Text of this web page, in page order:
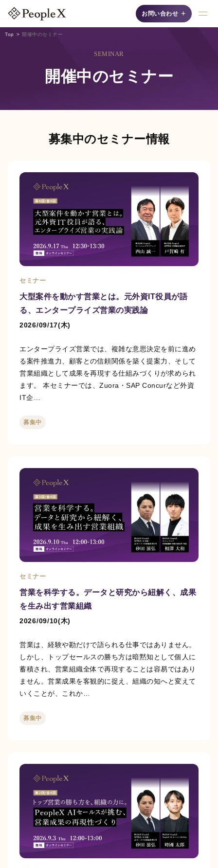
採用支援AIシリーズ
AI面接
す、認知度No.1の「対
話型AI面接サービス」
活躍支援AIシリーズ
AIロープレ
営業・接客など様々な
できる「対話型AIロー
プレ」です。
AI面談
化する「対話型AI面
談」です。
評価支援AIシリーズ
AIスキルインテリ
ジェンス
AIとの対話を通じて、
個人の能力を多角的・
客観的に評価するスキ
ステムです。
顧客との商談を解析す
ることで、個人・企業
に対する顧客の評価や
反応を多角的・客観的
に評価するNPSサービ
です。
AI360
部下や同僚からの個人
し、多角的・客観的に
分析する
360度フィード
バックサービスです。
営業支援AIシリーズ
PeopleX AIセー
ルス
AIエージェントがオン
み、適切・適時に営業
お問い合わせ +
Top 開催中のセミナー
SEMINAR
開催中のセミナー
募集中のセミナー情報
セミナー
大型案件を動かす営業とは。元外資IT役員が語
る、エンタープライズ営業の実践論
2026/09/17(木)
エンタープライズ営業では、複雑な意思決定を前に進め
る案件推進力、顧客との信頼関係を築く提案力、そして
営業組織として成果を再現する仕組みづくりが求められ
ます。 本セミナーでは、Zuora・SAP Concurなど外資
IT企…
募集中
セミナー
営業を科学する。データと研究から紐解く、成果
を生み出す営業組織
2026/09/10(木)
営業は、経験や勘だけで語られる仕事ではありません。
しかし、トップセールスの勝ち方は暗黙知として個人に
蓄積され、営業組織全体で再現することは容易ではあり
ません。営業成果を客観的に捉え、組織の知へと変えて
いくことが、これか…
募集中